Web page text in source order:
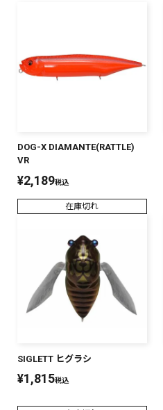
OUTDOOR
価格
PREMIUM
DOG-X DIAMANTE(RATTLE)
VR
¥2,189税込
在庫切れ
SIGLETT ヒグラシ
¥1,815税込